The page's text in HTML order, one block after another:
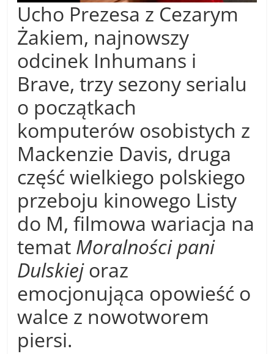
Ucho Prezesa z Cezarym
Żakiem, najnowszy
odcinek Inhumans i
Brave, trzy sezony serialu
o początkach
komputerów osobistych z
Mackenzie Davis, druga
część wielkiego polskiego
przeboju kinowego Listy
do M, filmowa wariacja na
temat Moralności pani
Dulskiejoraz
emocjonująca opowieść o
walce z nowotworem
piersi.